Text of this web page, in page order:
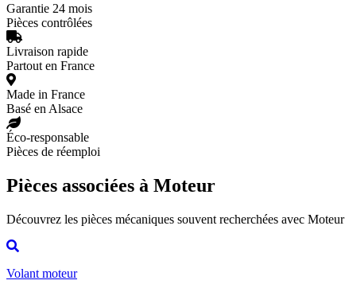
Garantie 24 mois
Pièces contrôlées
Livraison rapide
Partout en France
Made in France
Basé en Alsace
Éco-responsable
Pièces de réemploi
Pièces associées à Moteur
Découvrez les pièces mécaniques souvent recherchées avec Moteur
Volant moteur